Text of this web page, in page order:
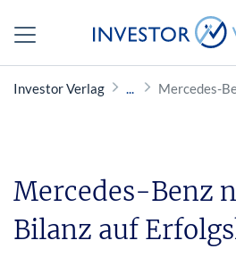
Investor Verlag Mercedes-
Mercedes-Benz
Bilanz auf